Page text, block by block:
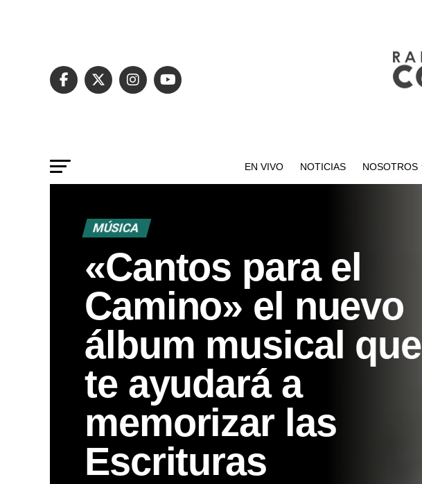
EN VIVO NOTICIAS NOSOTROS
MÚSICA
«Cantos para el
Camino» el nuevo
álbum musical que
te ayudará a
memorizar las
Escrituras